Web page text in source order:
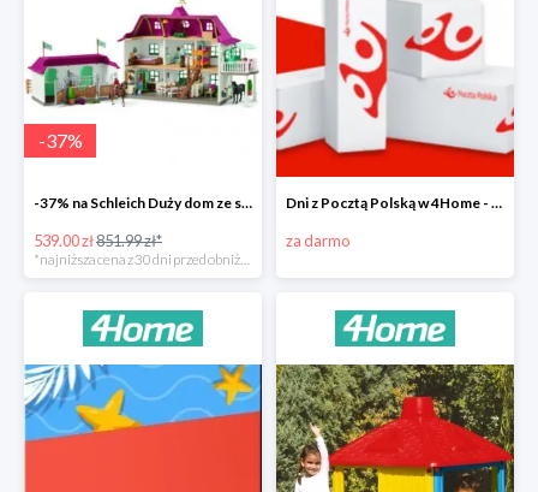
-37%
-37% na Schleich Duży dom ze stajnią i akcesoriami 96 cm
539.00 zł851.99 zł*
*najniższa cena z 30 dni przed obniżką
Dni z Pocztą Polską w 4Home - darmowa dostawa
za darmo